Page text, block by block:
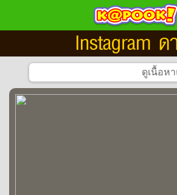
Instagram ด